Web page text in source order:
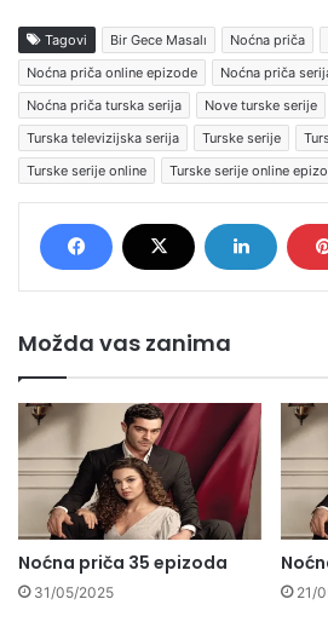
Tagovi Bir Gece Masalı Noćna priča
Noćna priča online epizode
Noćna priča
Noćna priča turska serija
Nove turske serije
Turska televizijska serija
Turske serije
Turske serije online
Turske serije online
Možda vas zanima
Noćna priča 35 epizoda
31/05/2025 21/